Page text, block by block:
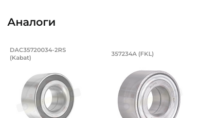
Наружный диаметр (D):
Ширина внутреннего кольца (B):
Ширина наружного кольца (С):
34 мм
Категория:
Для сельхозтехники:
200, а также производства ОАО «Витебский
Моторемонтный Завод». Жатка Claas: Direct Disc 520,
Direct Disc 520 Comfort. Косилка Claas: Disco 260, Disco
260 C, Disco 2650, Disco 2650 C PLUS, Disco 2650 PLUS,
Аналоги
Подшипник 35х72х34 мм, шариковый
Подшипник DAC35720034-2RS Kabat - шариковый с
DAC35720034-2RS
(Kabat)
Подшипник
357234A (FKL)